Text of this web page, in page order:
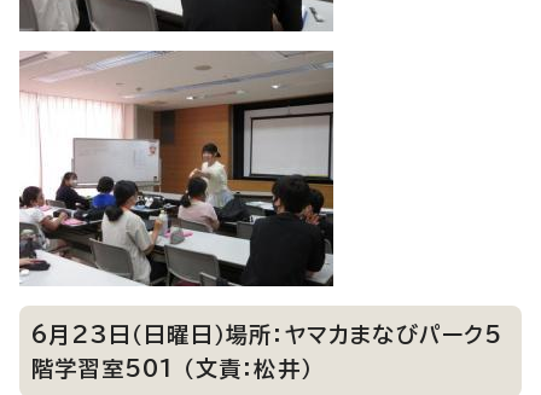
6月23日（日曜日）場所：ヤマカまなびパーク5
階学習室501 （文責：松井）